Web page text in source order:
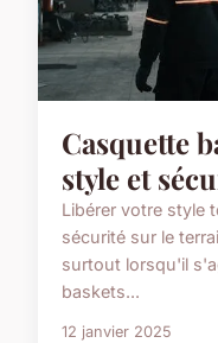
Casquette
style et
Libérer votre style
sécurité sur le
surtout lorsqu'il
baskets...
12 janvier 2025